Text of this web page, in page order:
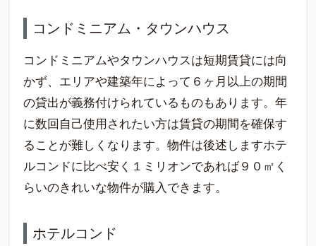
コンドミニアム・タウンハウス
コンドミニアムやタウンハウスは短期賃貸には向
かず、エリアや建築年によって６ヶ月以上の期間
の貸出が義務付けられているものもあります。年
に数回自己使用されたい方は賃貸の期間を確保す
ることが難しくなります。物件は後述しますホテ
ルコンドに比べ安く１ミリオンであれば９０㎡く
らいのきれいな物件が購入できます。
ホテルコンド